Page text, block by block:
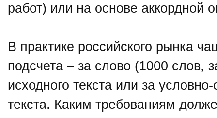
работ) или на основе аккордной
В практике российского рынка
подсчета – за слово (1000 слов,
исходного текста или за
текста. Каким требованиям